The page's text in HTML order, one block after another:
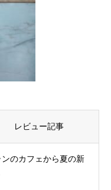
レビュー記事
のカフェから夏の新